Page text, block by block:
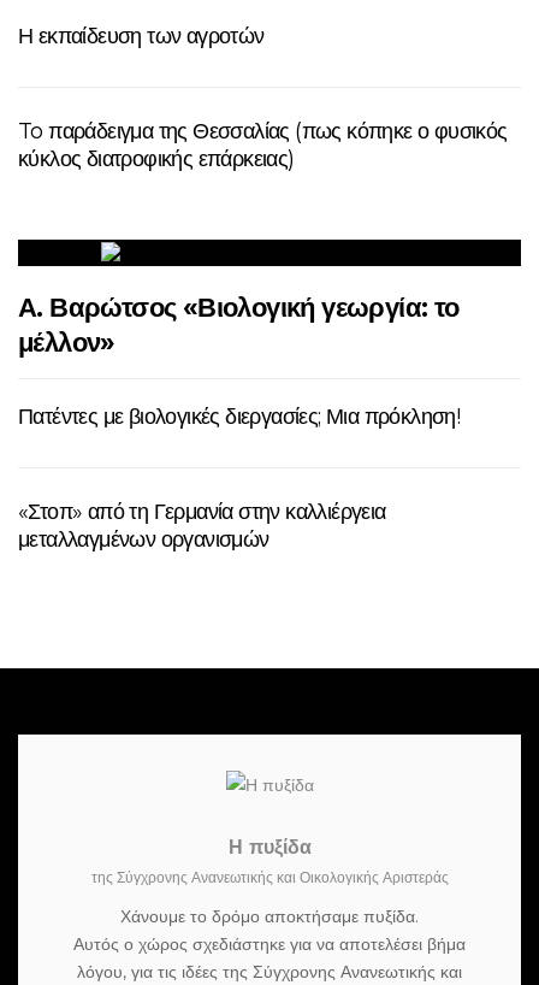
Η εκπαίδευση των αγροτών
To παράδειγμα της Θεσσαλίας (πως κόπηκε ο φυσικός
κύκλος διατροφικής επάρκειας)
Α. Βαρώτσος «Βιολογική γεωργία: το
μέλλον»
Πατέντες με βιολογικές διεργασίες; Μια πρόκληση!
«Στοπ» από τη Γερμανία στην καλλιέργεια
μεταλλαγμένων οργανισμών
Η πυξίδα
της Σύγχρονης Ανανεωτικής και Οικολογικής Αριστεράς
Χάνουμε το δρόμο αποκτήσαμε πυξίδα.
Αυτός ο χώρος σχεδιάστηκε για να αποτελέσει βήμα
λόγου, για τις ιδέες της Σύγχρονης Ανανεωτικής και